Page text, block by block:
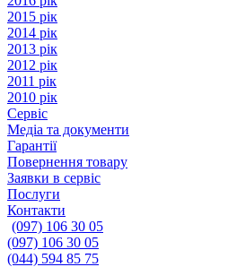
2015 рік
2014 рік
2013 рік
2012 рік
2011 рік
2010 рік
Сервіс
Медіа та документи
Гарантії
Повернення товару
Заявки в сервіс
Послуги
Контакти
(097) 106 30 05
(097) 106 30 05
(044) 594 85 75